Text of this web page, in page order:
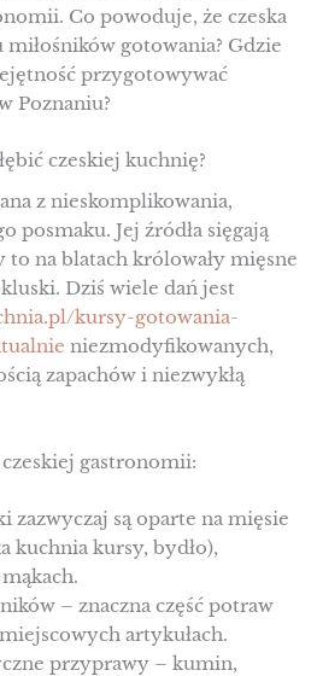
Co powoduje, że czeska
gotowania? Gdzie
przygotowywać
Poznaniu?
czeskiej kuchnię?
z nieskomplikowania,
posmaku. Jej źródła sięgają
to na blatach królowały mięsne
Dziś wiele dań jest
kursy-gotowania-
niezmodyfikowanych,
zapachów i niezwykłą
gastronomii:
zazwyczaj są oparte na mięsie
kuchnia kursy, bydło),
– znaczna część potraw
artykułach.
przyprawy – kumin,